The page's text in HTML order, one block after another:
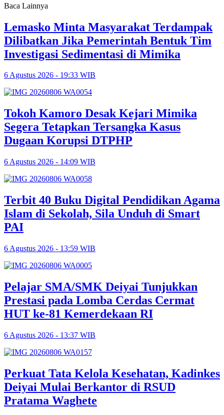
Baca Lainnya
Lemasko Minta Masyarakat Terdampak
Dilibatkan Jika Pemerintah Bentuk Tim
Investigasi Sedimentasi di Mimika
6 Agustus 2026 - 19:33 WIB
Tokoh Kamoro Desak Kejari Mimika
Segera Tetapkan Tersangka Kasus
Dugaan Korupsi DTPHP
6 Agustus 2026 - 14:09 WIB
Terbit 40 Buku Digital Pendidikan Agama
Islam di Sekolah, Sila Unduh di Smart
PAI
6 Agustus 2026 - 13:59 WIB
Pelajar SMA/SMK Deiyai Tunjukkan
Prestasi pada Lomba Cerdas Cermat
HUT ke-81 Kemerdekaan RI
6 Agustus 2026 - 13:37 WIB
Perkuat Tata Kelola Kesehatan, Kadinkes
Deiyai Mulai Berkantor di RSUD
Pratama Waghete